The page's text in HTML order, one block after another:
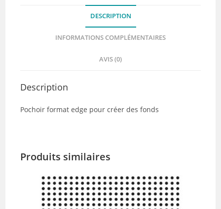
DESCRIPTION
INFORMATIONS COMPLÉMENTAIRES
AVIS (0)
Description
Pochoir format edge pour créer des fonds
Produits similaires